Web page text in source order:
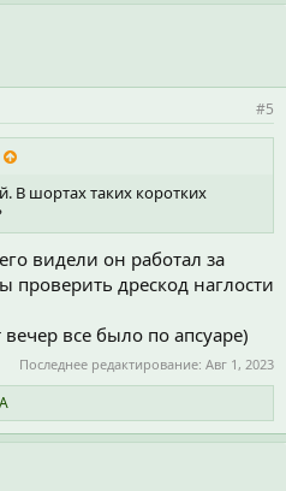
#5
В шортах таких коротких
видели он работал за
проверить дрескод наглости
все было по апсуаре)
Последнее редактирование: Авг 1, 2023